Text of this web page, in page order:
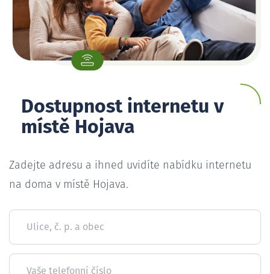
Dostupnost internetu v
místě Hojava
Zadejte adresu a ihned uvidíte nabídku internetu
na doma v místě Hojava.
Ulice, č. p. a obec
Vaše telefonní číslo